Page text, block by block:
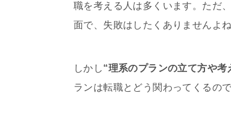
職を考える人は多くいます。ただ
面で、失敗はしたくありませんよね
しかし“理系のプランの立て方や考
ランは転職とどう関わってくるので